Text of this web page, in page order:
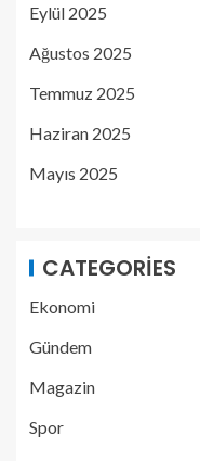
Eylül 2025
Ağustos 2025
Temmuz 2025
Haziran 2025
Mayıs 2025
CATEGORIES
Ekonomi
Gündem
Magazin
Spor